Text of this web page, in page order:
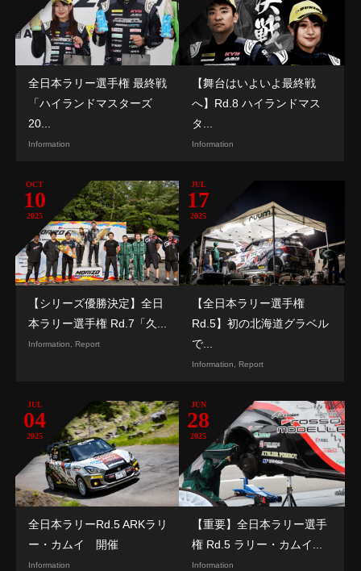
全日本ラリー選手権 最終戦
「ハイランドマスターズ
20...
Information
【舞台はいよいよ最終戦
へ】Rd.8 ハイランドマス
タ...
Information
OCT
10
2025
【シリーズ優勝決定】全日
本ラリー選手権 Rd.7「久...
Information, Report
JUL
17
2025
【全日本ラリー選手権
Rd.5】初の北海道グラベル
で...
Information, Report
JUL
04
2025
全日本ラリーRd.5 ARKラリ
ー・カムイ 開催
Information
JUN
28
2025
【重要】全日本ラリー選手
権 Rd.5 ラリー・カムイ...
Information